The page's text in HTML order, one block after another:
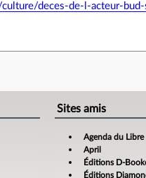
deces-de-l-acteur-
Sites amis
Agenda du Libre
April
Éditions D-
Éditions